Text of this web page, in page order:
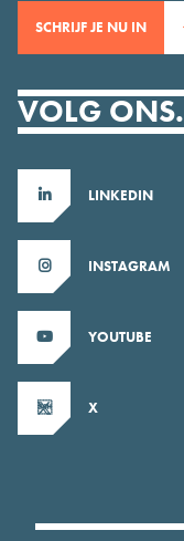
SCHRIJF JE NU IN
VOLG ONS.
LINKEDIN
INSTAGRAM
YOUTUBE
X